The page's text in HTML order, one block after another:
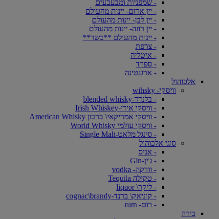
- שמפניות ומבעבעים
- יין אדום- יינות מהעולם
- יין לבן- יינות מהעולם
- יין רוזה- יינות מהעולם
- יינות מהעולם **כשר**
- צרפת
- איטליה
- ספרד
- ארגנטינה
אלכוהול
וויסקי- wihsky
- בלנדד-blended whisky
- וויסקי אירי-Irish Whiskey
- וויסקי אמריקאי\ ברבון American Whisky
- וויסקי עולמי World Whisky
- סינגל מלאט-Single Malt
סוגי אלכוהול
- אניס
- ג'ין-Gin
- וודקה- vodka
- טקילה Tequila
- ליקר\ liquor
- קוניאק\ ברנד-cognac\brandy
- רום- rum
בירה